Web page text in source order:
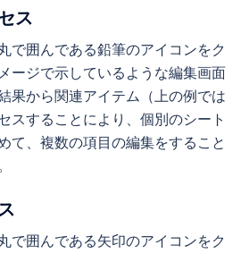
ス
で囲んである鉛筆のアイコンをク
ージで示しているような編集画面
果から関連アイテム（上の例では
スすることにより、個別のシート
て、複数の項目の編集をすること
で囲んである矢印のアイコンをク